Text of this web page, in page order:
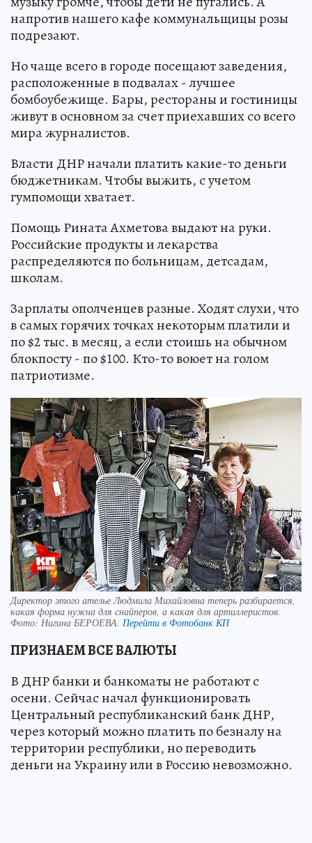
напротив нашего кафе коммунальщицы розы
подрезают.
Но чаще всего в городе посещают заведения,
расположенные в подвалах - лучшее
бомбоубежище. Бары, рестораны и гостиницы
живут в основном за счет приехавших со всего
мира журналистов.
Власти ДНР начали платить какие-то деньги
бюджетникам. Чтобы выжить, с учетом
гумпомощи хватает.
Помощь Рината Ахметова выдают на руки.
Российские продукты и лекарства
распределяются по больницам, детсадам,
школам.
Зарплаты ополченцев разные. Ходят слухи, что
в самых горячих точках некоторым платили и
по $2 тыс. в месяц, а если стоишь на обычном
блокпосту - по $100. Кто-то воюет на голом
патриотизме.
Директор этого ателье Людмила Михайловна теперь разбирается,
какая форма нужна для снайперов, а какая для артиллеристов.
Фото: Нигина БЕРОЕВА. Перейти в Фотобанк КП
ПРИЗНАЕМ ВСЕ ВАЛЮТЫ
В ДНР банки и банкоматы не работают с
осени. Сейчас начал функционировать
Центральный республиканский банк ДНР,
через который можно платить по безналу на
территории республики, но переводить
деньги на Украину или в Россию невозможно.